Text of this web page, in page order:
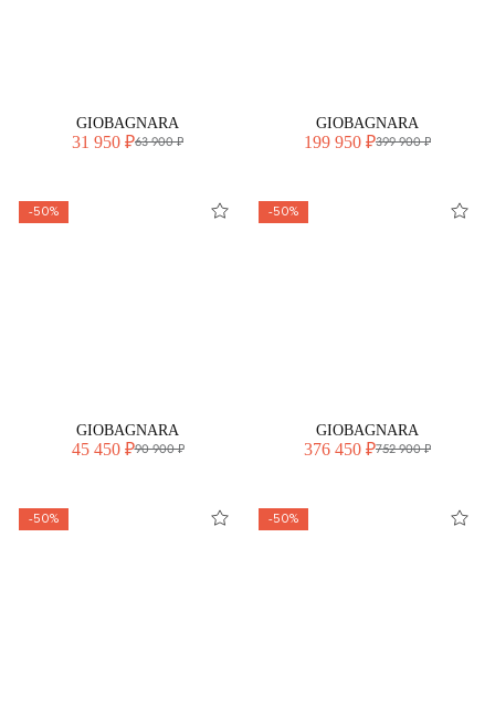
GIOBAGNARA
31 950 ₽63 900 ₽
GIOBAGNARA
199 950 ₽399 900 ₽
-50%
GIOBAGNARA
45 450 ₽90 900 ₽
-50%
GIOBAGNARA
376 450 ₽752 900 ₽
-50% -50%